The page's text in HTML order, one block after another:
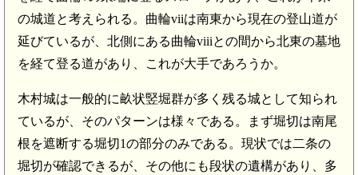
の城道と考えられる。曲輪viiは南東から現在の登山道が
延びているが、北側にある曲輪viiiとの間から北東の墓地
を経て登る道があり、これが大手であろうか。
木村城は一般的に畝状竪堀群が多く残る城として知られ
ているが、そのパターンは様々である。まず堀切は南尾
根を遮断する堀切1の部分のみである。現状では二条の
堀切が確認できるが、その他にも段状の遺構があり、多